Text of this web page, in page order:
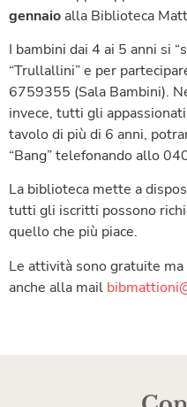
gennaio alla Biblioteca
I bambini dai 4 ai 5 anni si
“Trullallini” e per
6759355 (Sala Bambini).
invece, tutti gli
tavolo di più di 6 anni,
“Bang” telefonando allo
La biblioteca mette a
tutti gli iscritti possono
quello che più piace.
Le attività sono gratuite
anche alla mail